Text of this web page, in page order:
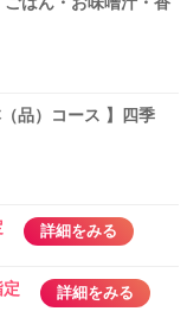
品）コース 】四季
詳細をみる
定 詳細をみる